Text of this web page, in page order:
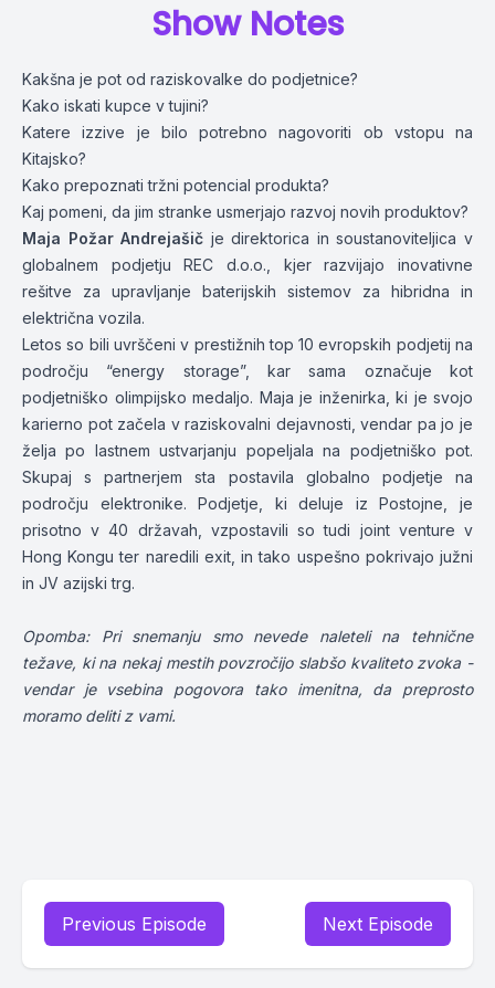
Show Notes
Kakšna je pot od raziskovalke do podjetnice?
Kako iskati kupce v tujini?
Katere izzive je bilo potrebno nagovoriti ob vstopu na
Kitajsko?
Kako prepoznati tržni potencial produkta?
Kaj pomeni, da jim stranke usmerjajo razvoj novih produktov?
Maja Požar Andrejašič je direktorica in soustanoviteljica v
globalnem podjetju REC d.o.o., kjer razvijajo inovativne
rešitve za upravljanje baterijskih sistemov za hibridna in
električna vozila.
Letos so bili uvrščeni v prestižnih top 10 evropskih podjetij na
področju “energy storage”, kar sama označuje kot
podjetniško olimpijsko medaljo. Maja je inženirka, ki je svojo
karierno pot začela v raziskovalni dejavnosti, vendar pa jo je
želja po lastnem ustvarjanju popeljala na podjetniško pot.
Skupaj s partnerjem sta postavila globalno podjetje na
področju elektronike. Podjetje, ki deluje iz Postojne, je
prisotno v 40 državah, vzpostavili so tudi joint venture v
Hong Kongu ter naredili exit, in tako uspešno pokrivajo južni
in JV azijski trg.
Opomba: Pri snemanju smo nevede naleteli na tehnične
težave, ki na nekaj mestih povzročijo slabšo kvaliteto zvoka -
vendar je vsebina pogovora tako imenitna, da preprosto
moramo deliti z vami.
Previous Episode Next Episode